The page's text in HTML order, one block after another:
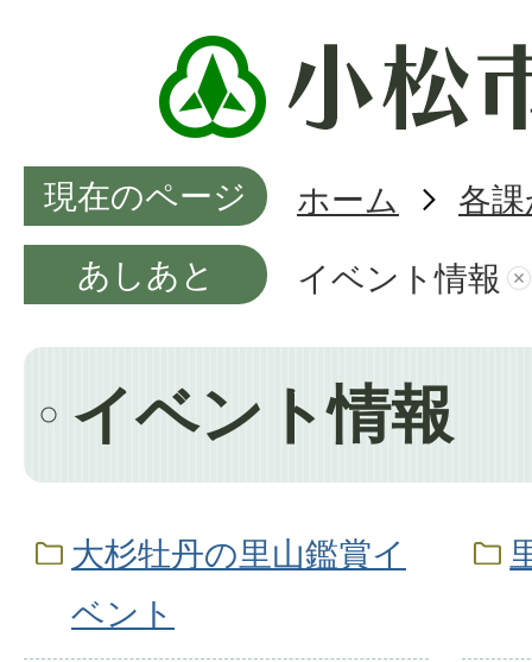
現在のページ ホーム
各
あしあと
イベント情報
イベント情報
大杉牡丹の里山鑑賞イ
ベント